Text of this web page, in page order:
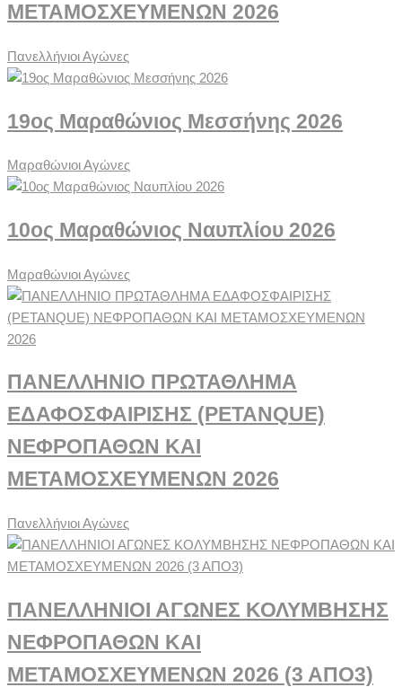
ΜΕΤΑΜΟΣΧΕΥΜΕΝΩΝ 2026
Πανελλήνιοι Αγώνες
19ος Μαραθώνιος Μεσσήνης 2026
Μαραθώνιοι Αγώνες
10ος Μαραθώνιος Ναυπλίου 2026
Μαραθώνιοι Αγώνες
ΠΑΝΕΛΛΗΝΙΟ ΠΡΩΤΑΘΛΗΜΑ
ΕΔΑΦΟΣΦΑΙΡΙΣΗΣ (PETANQUE)
ΝΕΦΡΟΠΑΘΩΝ ΚΑΙ
ΜΕΤΑΜΟΣΧΕΥΜΕΝΩΝ 2026
Πανελλήνιοι Αγώνες
ΠΑΝΕΛΛΗΝΙΟΙ ΑΓΩΝΕΣ ΚΟΛΥΜΒΗΣΗΣ
ΝΕΦΡΟΠΑΘΩΝ ΚΑΙ
ΜΕΤΑΜΟΣΧΕΥΜΕΝΩΝ 2026 (3 ΑΠΟ3)